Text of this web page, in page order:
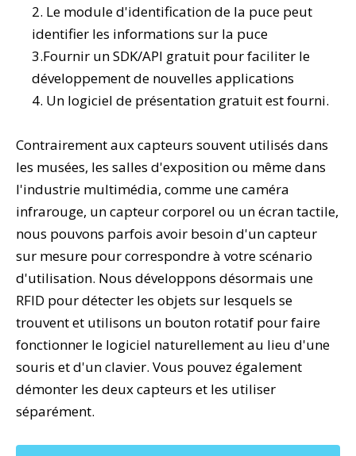
2. Le module d'identification de la puce peut
identifier les informations sur la puce
3.Fournir un SDK/API gratuit pour faciliter le
développement de nouvelles applications
4. Un logiciel de présentation gratuit est fourni.
Contrairement aux capteurs souvent utilisés dans
les musées, les salles d'exposition ou même dans
l'industrie multimédia, comme une caméra
infrarouge, un capteur corporel ou un écran tactile,
nous pouvons parfois avoir besoin d'un capteur
sur mesure pour correspondre à votre scénario
d'utilisation. Nous développons désormais une
RFID pour détecter les objets sur lesquels se
trouvent et utilisons un bouton rotatif pour faire
fonctionner le logiciel naturellement au lieu d'une
souris et d'un clavier. Vous pouvez également
démonter les deux capteurs et les utiliser
séparément.